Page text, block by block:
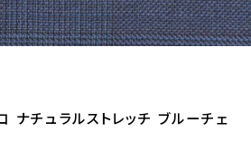
ナチュラルストレッチ ブルーチェ